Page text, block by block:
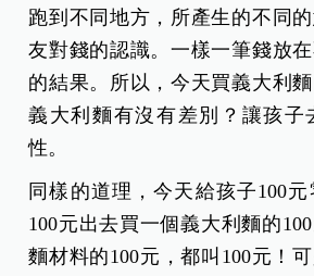
跑到不同地方，所產生的不同
友對錢的認識。一樣一筆錢放
的結果。
所以，今天買義大利
義大利麵有沒有差別？讓孩子
性。
同樣的道理，今天給孩子100
100元出去買一個義大利麵的
麵材料的100元，都叫100元！